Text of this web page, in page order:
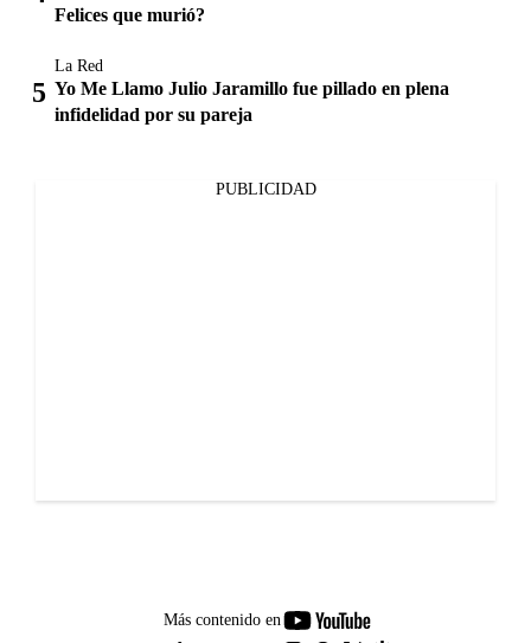
Felices que murió?
La Red
Yo Me Llamo Julio Jaramillo fue pillado en plena
infidelidad por su pareja
PUBLICIDAD
Más contenido en
youtube-